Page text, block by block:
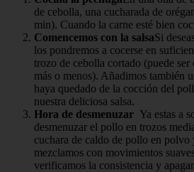
de cebolla, una cucharada de
min). Cuando la carne esté bien
Comencemos con la salsaSi
los pondremos a cocerse en
trozo de cebolla cortado (puede
más o menos). Añadimos también
haya quedado de la cocción del
nuestra deliciosa salsa.
Hora de desmenuzar Ya estas a
desmenuzar el pollo en trozos
cuchara de caldo de pollo en polvo
mezclamos con movimientos
verificamos la consistencia y